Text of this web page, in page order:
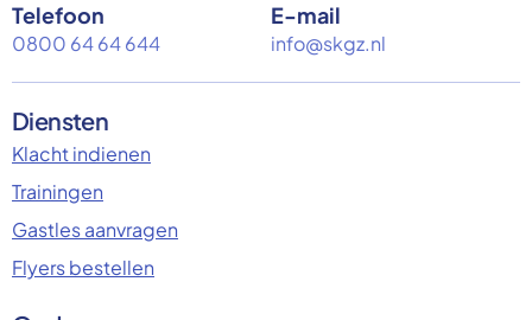
Telefoon
0800 64 64 644
E-mail
info@skgz.nl
Diensten
Klacht indienen
Trainingen
Gastles aanvragen
Flyers bestellen